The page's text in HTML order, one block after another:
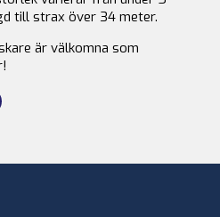
till strax över 34 meter.
är välkomna som